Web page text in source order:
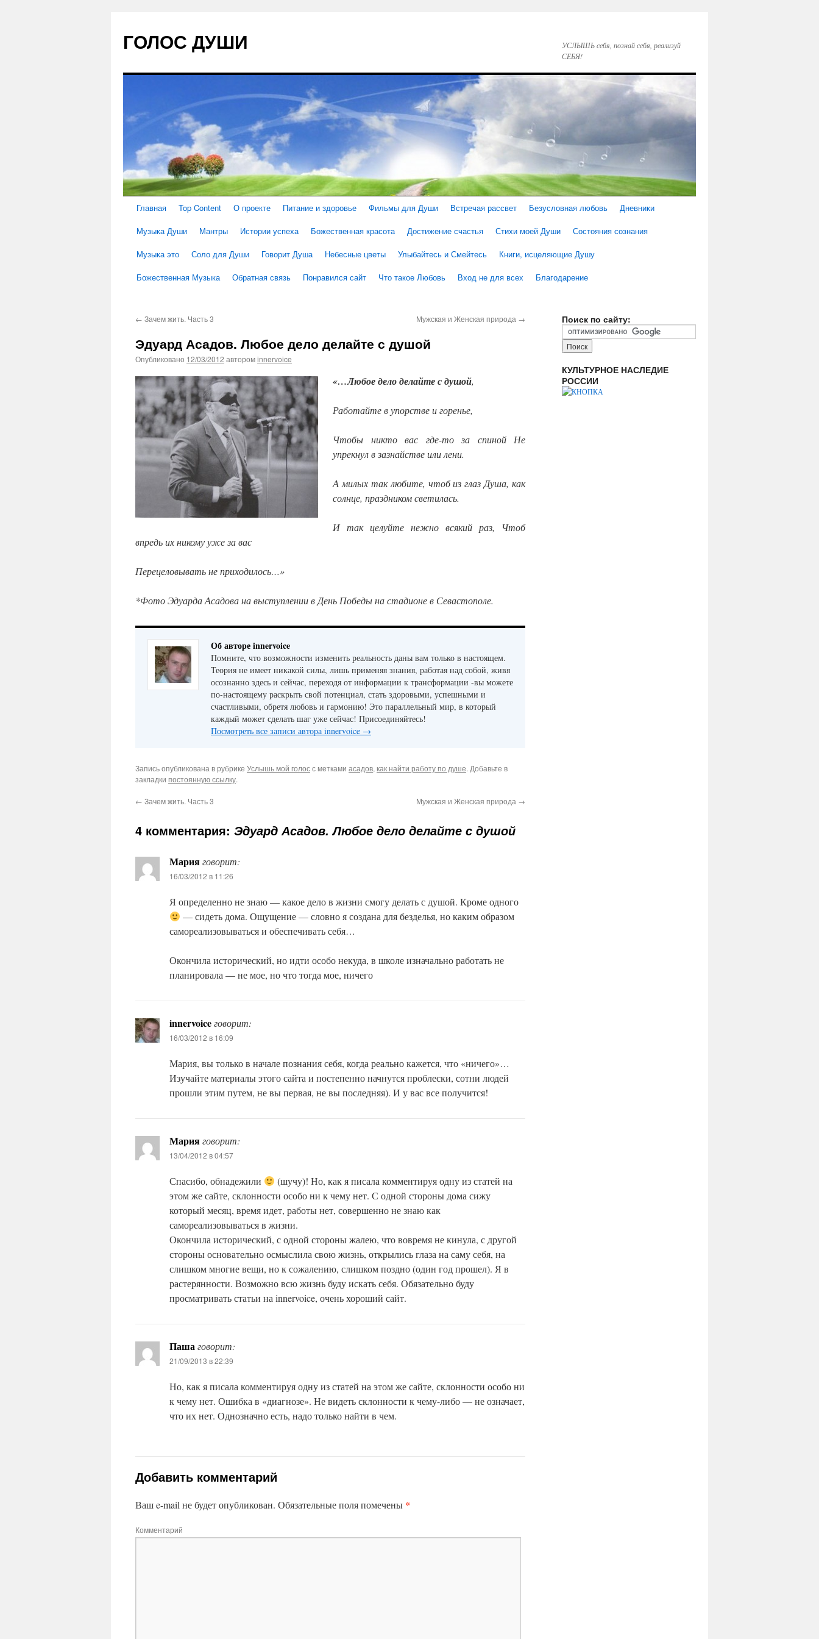
ГОЛОС ДУШИ
УСЛЫШЬ себя, познай себя, реализуй
СЕБЯ!
Главная Top Content О проекте Питание и здоровье Фильмы для Души Встречая рассвет Безусловная любовь
Дневники
Музыка Души
Мантры Истории успеха Божественная красота Достижение счастья Стихи моей Души
Состояния сознания
Музыка это
Соло для Души Говорит Душа Небесные цветы Улыбайтесь и Смейтесь
Книги, исцеляющие Душу
Божественная Музыка
Обратная связь Понравился сайт Что такое Любовь Вход не для всех Благодарение
← Зачем жить. Часть 3 Мужская и Женская природа →
Эдуард Асадов. Любое дело делайте с душой
Опубликовано 12/03/2012 авторомinnervoice
«…Любое дело делайте с душой,
Работайте в упорстве и горенье,
Чтобы никто вас где-то за спиной Не
упрекнул в зазнайстве или лени.
А милых так любите, чтоб из глаз Душа, как
солнце, праздником светилась.
И так целуйте нежно всякий раз, Чтоб
впредь их никому уже за вас
Перецеловывать не приходилось…»
*Фото Эдуарда Асадова на выступлении в День Победы на стадионе в Севастополе.
Об авторе innervoice
Помните, что возможности изменить реальность даны вам только в настоящем.
Теория не имеет никакой силы, лишь применяя знания, работая над собой, живя
осознанно здесь и сейчас, переходя от информации к трансформации -вы можете
по-настоящему раскрыть свой потенциал, стать здоровыми, успешными и
счастливыми, обретя любовь и гармонию! Это параллельный мир, в который
каждый может сделать шаг уже сейчас! Присоединяйтесь!
Посмотреть все записи автора innervoice →
Запись опубликована в рубрике Услышь мой голосс метками асадов, как найти работу по душе. Добавьте в
закладки постоянную ссылку.
← Зачем жить. Часть 3 Мужская и Женская природа →
4 комментария: Эдуард Асадов. Любое дело делайте с душой
Марияговорит:
16/03/2012 в 11:26
Я определенно не знаю — какое дело в жизни смогу делать с душой. Кроме одного
— сидеть дома. Ощущение — словно я создана для безделья, но каким образом
самореализовываться и обеспечивать себя…
Окончила исторический, но идти особо некуда, в школе изначально работать не
планировала — не мое, но что тогда мое, ничего
innervoiceговорит:
16/03/2012 в 16:09
Мария, вы только в начале познания себя, когда реально кажется, что «ничего»…
Изучайте материалы этого сайта и постепенно начнутся проблески, сотни людей
прошли этим путем, не вы первая, не вы последняя). И у вас все получится!
Марияговорит:
13/04/2012 в 04:57
Спасибо, обнадежили
(шучу)! Но, как я писала комментируя одну из статей на
этом же сайте, склонности особо ни к чему нет. С одной стороны дома сижу
который месяц, время идет, работы нет, совершенно не знаю как
самореализовываться в жизни.
Окончила исторический, с одной стороны жалею, что вовремя не кинула, с другой
стороны основательно осмыслила свою жизнь, открылись глаза на саму себя, на
слишком многие вещи, но к сожалению, слишком поздно (один год прошел). Я в
растерянности. Возможно всю жизнь буду искать себя. Обязательно буду
просматривать статьи на innervoice, очень хороший сайт.
Пашаговорит:
21/09/2013 в 22:39
Но, как я писала комментируя одну из статей на этом же сайте, склонности особо ни
к чему нет. Ошибка в «диагнозе». Не видеть склонности к чему-либо — не означает,
что их нет. Однозначно есть, надо только найти в чем.
Добавить комментарий
Ваш e-mail не будет опубликован. Обязательные поля помечены *
Комментарий
Поиск по сайту:
КУЛЬТУРНОЕ НАСЛЕДИЕ
РОССИИ